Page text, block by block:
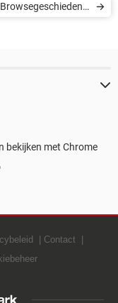
Browsegeschiedenis
bekijken met Chrome
Contact